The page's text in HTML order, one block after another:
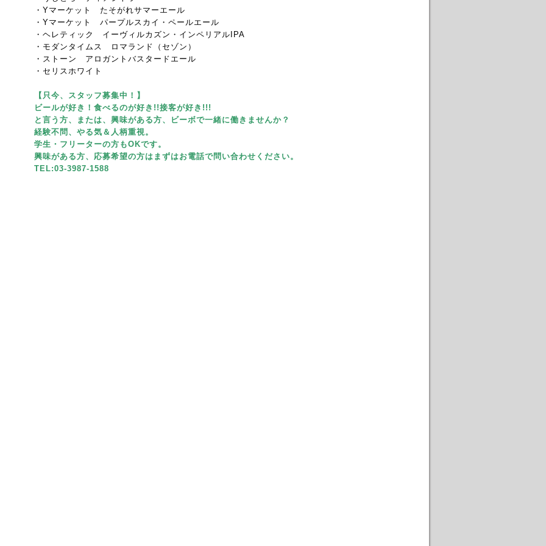
・Yマーケット たそがれサマーエール
・Yマーケット パープルスカイ・ペールエール
・ヘレティック イーヴィルカズン・インペリアルIPA
・モダンタイムス ロマランド（セゾン）
・ストーン アロガントバスタードエール
・セリスホワイト
【只今、スタッフ募集中！】
ビールが好き！食べるのが好き!!接客が好き!!!
と言う方、または、興味がある方、ビーボで一緒に働きませんか？
経験不問、やる気＆人柄重視。
学生・フリーターの方もOKです。
興味がある方、応募希望の方はまずはお電話で問い合わせください。
TEL:03-3987-1588